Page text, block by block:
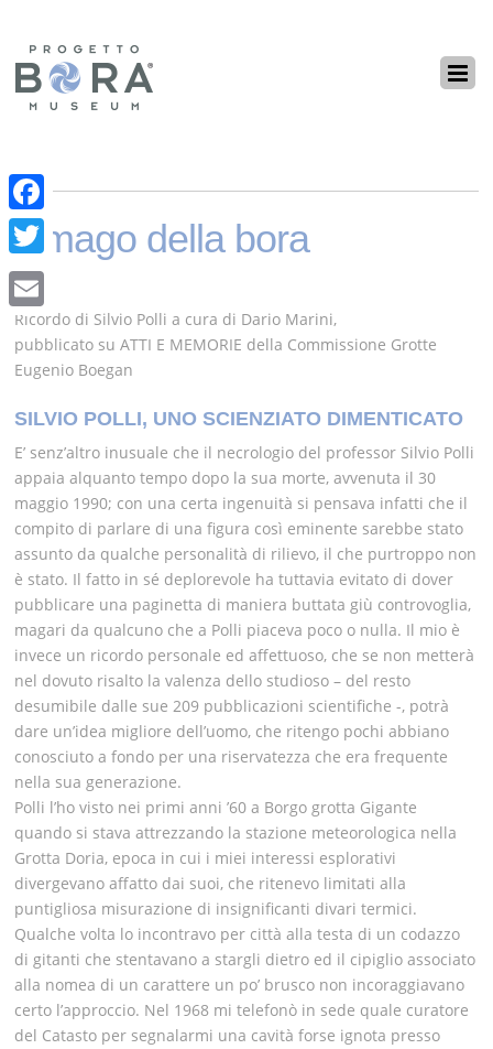
F
c
e
b
T
w
e
r
E
m
Il mago della bora
Ricordo di Silvio Polli a cura di Dario Marini,
pubblicato su ATTI E MEMORIE della Commissione Grotte
Eugenio Boegan
SILVIO POLLI, UNO SCIENZIATO DIMENTICATO
E’ senz’altro inusuale che il necrologio del professor Silvio Polli
appaia alquanto tempo dopo la sua morte, avvenuta il 30
maggio 1990; con una certa ingenuità si pensava infatti che il
compito di parlare di una figura così eminente sarebbe stato
assunto da qualche personalità di rilievo, il che purtroppo non
è stato. Il fatto in sé deplorevole ha tuttavia evitato di dover
pubblicare una paginetta di maniera buttata giù controvoglia,
magari da qualcuno che a Polli piaceva poco o nulla. Il mio è
invece un ricordo personale ed affettuoso, che se non metterà
nel dovuto risalto la valenza dello studioso – del resto
desumibile dalle sue 209 pubblicazioni scientifiche -, potrà
dare un’idea migliore dell’uomo, che ritengo pochi abbiano
conosciuto a fondo per una riservatezza che era frequente
nella sua generazione.
Polli l’ho visto nei primi anni ’60 a Borgo grotta Gigante
quando si stava attrezzando la stazione meteorologica nella
Grotta Doria, epoca in cui i miei interessi esplorativi
divergevano affatto dai suoi, che ritenevo limitati alla
puntigliosa misurazione di insignificanti divari termici.
Qualche volta lo incontravo per città alla testa di un codazzo
di gitanti che stentavano a stargli dietro ed il cipiglio associato
alla nomea di un carattere un po’ brusco non incoraggiavano
certo l’approccio. Nel 1968 mi telefonò in sede quale curatore
del Catasto per segnalarmi una cavità forse ignota presso